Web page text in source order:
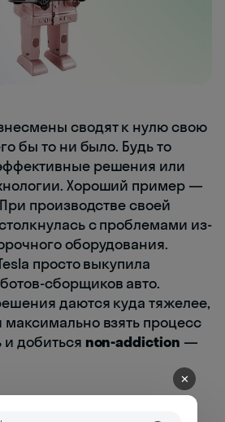
сводят к нулю свою
бы то ни было. Будь то
решения или
Хороший пример —
производстве своей
с проблемами из-
оборудования.
просто выкупила
сборщиков авто.
даются куда тяжелее,
взять процесс
и добиться non-addiction —
✕